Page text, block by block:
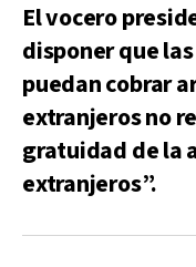
El vocero
disponer que
puedan cobrar
extranjeros no
gratuidad de la
extranjeros”.